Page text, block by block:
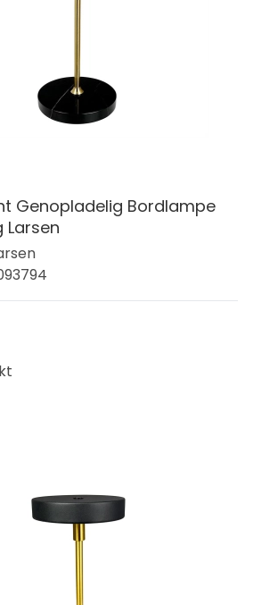
Genopladelig Bordlampe
Larsen